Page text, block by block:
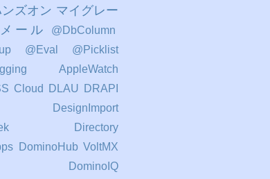
ズオン マイグレー
メール
@DbColumn
@Eval
@Picklist
AppleWatch
Cloud DLAU
DRAPI
DesignImport
Directory
DominoHub VoltMX
DominoIQ